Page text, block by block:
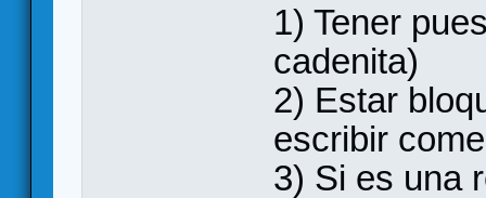
1) Tener
cadenita)
2) Estar
escribir
3) Si es una